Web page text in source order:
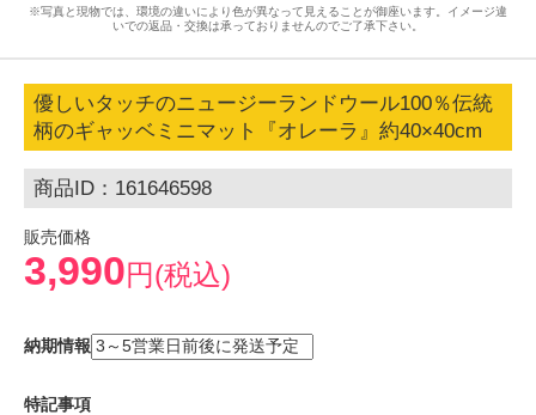
※写真と現物では、環境の違いにより色が異なって見えることが御座います。イメージ違
いでの返品・交換は承っておりませんのでご了承下さい。
優しいタッチのニュージーランドウール100％伝統
柄のギャッベミニマット『オレーラ』約40×40cm
商品ID：161646598
販売価格
3,990円(税込)
納期情報
特記事項